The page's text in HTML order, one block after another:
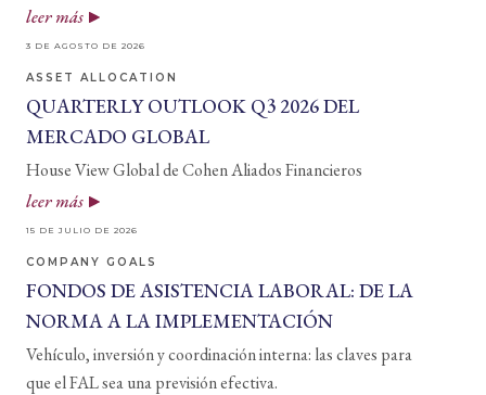
leer más
3 DE AGOSTO DE 2026
ASSET ALLOCATION
QUARTERLY OUTLOOK Q3 2026 DEL
MERCADO GLOBAL
House View Global de Cohen Aliados Financieros
leer más
15 DE JULIO DE 2026
COMPANY GOALS
FONDOS DE ASISTENCIA LABORAL: DE LA
NORMA A LA IMPLEMENTACIÓN
Vehículo, inversión y coordinación interna: las claves para
que el FAL sea una previsión efectiva.